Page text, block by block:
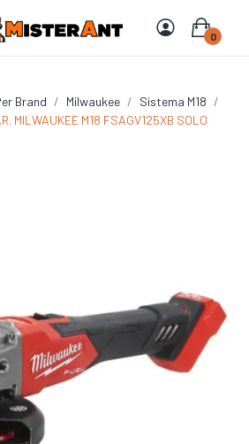
0
Brand Milwaukee
Sistema M18
MILWAUKEE M18 FSAGV125XB SOLO